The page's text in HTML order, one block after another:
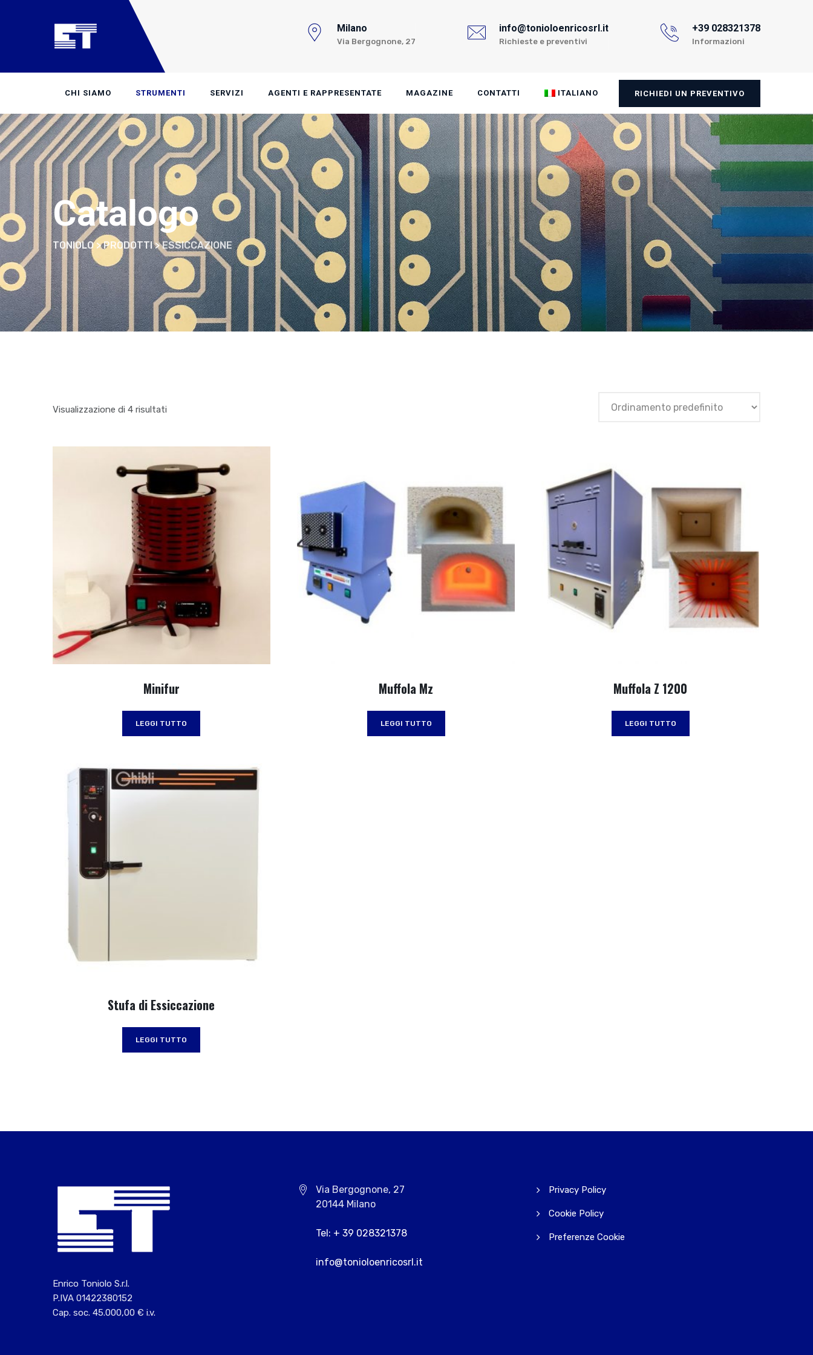
Milano
Via Bergognone, 27
info@tonioloenricosrl.it
Richieste e preventivi
+39 028321378
Informazioni
CHI SIAMO STRUMENTI SERVIZI AGENTI E RAPPRESENTATE MAGAZINE CONTATTI ITALIANO RICHIEDI UN PREVENTIVO
Catalogo
TONIOLO>PRODOTTI>ESSICCAZIONE
Visualizzazione di 4 risultati
Minifur
LEGGI TUTTO
Muffola Mz
LEGGI TUTTO
Muffola Z 1200
LEGGI TUTTO
Stufa di Essiccazione
LEGGI TUTTO
Enrico Toniolo S.r.l.
P.IVA 01422380152
Cap. soc. 45.000,00 € i.v.
Via Bergognone, 27
20144 Milano
Tel: + 39 028321378
info@tonioloenricosrl.it
Privacy Policy
Cookie Policy
Preferenze Cookie